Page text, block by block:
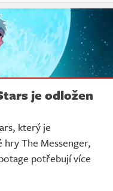
je odložen
který je
hry The Messenger,
potřebují více